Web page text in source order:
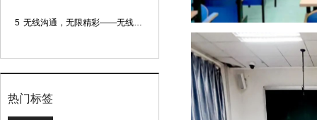
5 无线沟通，无限精彩——无线会议话筒
热门标签